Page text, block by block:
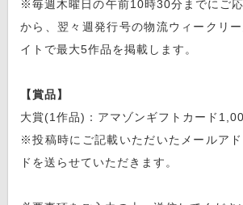
※毎週木曜日の午前10時30分までにご
から、翌々週発行号の物流ウィークリ
イトで最大5作品を掲載します。
【賞品】
大賞(1作品)：アマゾンギフトカード
※投稿時にご記載いただいたメールア
ドを送らせていただきます。